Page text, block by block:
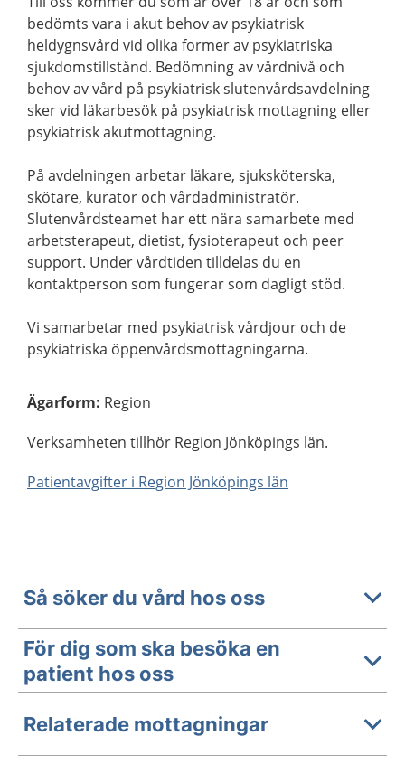
bedömts vara i akut behov av psykiatrisk
heldygnsvård vid olika former av psykiatriska
sjukdomstillstånd. Bedömning av vårdnivå och
behov av vård på psykiatrisk slutenvårdsavdelning
sker vid läkarbesök på psykiatrisk mottagning eller
psykiatrisk akutmottagning.
På avdelningen arbetar läkare, sjuksköterska,
skötare, kurator och vårdadministratör.
Slutenvårdsteamet har ett nära samarbete med
arbetsterapeut, dietist, fysioterapeut och peer
support. Under vårdtiden tilldelas du en
kontaktperson som fungerar som dagligt stöd.
Vi samarbetar med psykiatrisk vårdjour och de
psykiatriska öppenvårdsmottagningarna.
Ägarform: Region
Verksamheten tillhör Region Jönköpings län.
Patientavgifter i Region Jönköpings län
Så söker du vård hos oss
För dig som ska besöka en
patient hos oss
Relaterade mottagningar